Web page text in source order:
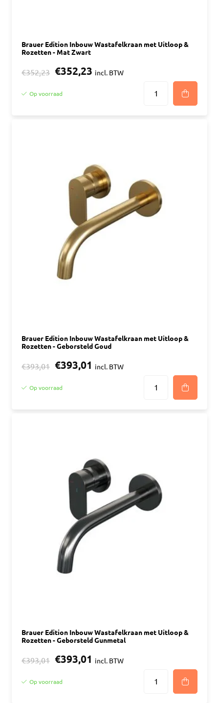
Brauer Edition Inbouw Wastafelkraan met Uitloop &
Rozetten - Mat Zwart
€352,23 €352,23 incl. BTW
Op voorraad
Brauer Edition Inbouw Wastafelkraan met Uitloop &
Rozetten - Geborsteld Goud
€393,01 €393,01 incl. BTW
Op voorraad
Brauer Edition Inbouw Wastafelkraan met Uitloop &
Rozetten - Geborsteld Gunmetal
€393,01 €393,01 incl. BTW
Op voorraad